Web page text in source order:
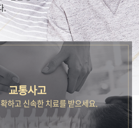
.
교통사고
하고 신속한 치료를 받으세요.